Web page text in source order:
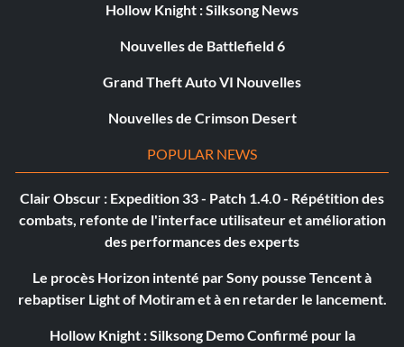
Hollow Knight : Silksong News
Nouvelles de Battlefield 6
Grand Theft Auto VI Nouvelles
Nouvelles de Crimson Desert
POPULAR NEWS
Clair Obscur : Expedition 33 - Patch 1.4.0 - Répétition des
combats, refonte de l'interface utilisateur et amélioration
des performances des experts
Le procès Horizon intenté par Sony pousse Tencent à
rebaptiser Light of Motiram et à en retarder le lancement.
Hollow Knight : Silksong Demo Confirmé pour la